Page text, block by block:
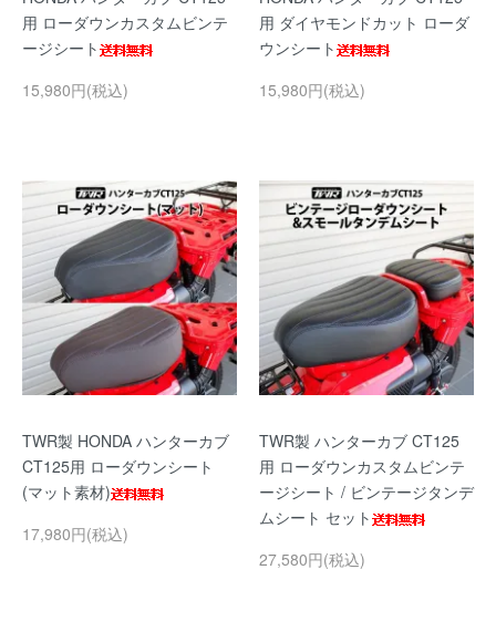
用 ローダウンカスタムビンテ
ージシート
15,980円(税込)
用 ダイヤモンドカット ローダ
ウンシート
15,980円(税込)
TWR製 HONDA ハンターカブ
CT125用 ローダウンシート
(マット素材)
17,980円(税込)
TWR製 ハンターカブ CT125
用 ローダウンカスタムビンテ
ージシート / ビンテージタンデ
ムシート セット
27,580円(税込)